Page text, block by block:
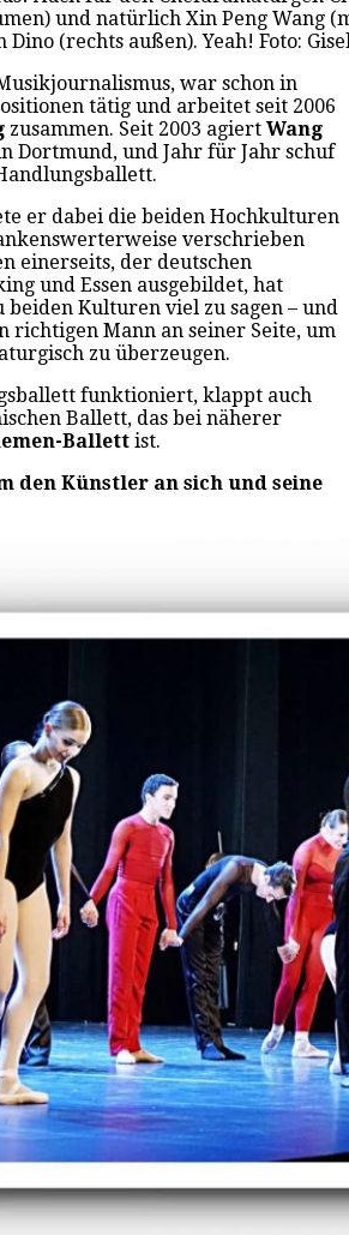
und natürlich Xin Peng Wang
(rechts außen). Yeah! Foto:
war schon in
tätig und arbeitet seit 2006
zusammen. Seit 2003 agiert Wang
Dortmund, und Jahr für Jahr schuf
er dabei die beiden Hochkulturen
verschrieben
einerseits, der deutschen
und Essen ausgebildet, hat
beiden Kulturen viel zu sagen – und
richtigen Mann an seiner Seite, um
zu überzeugen.
funktioniert, klappt auch
Ballett, das bei näherer
Ballett ist.
den Künstler an sich und seine